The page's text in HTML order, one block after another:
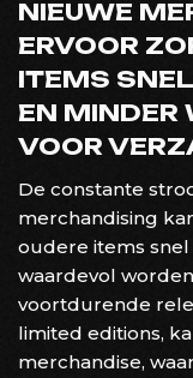
NIEUWE
ERVOOR
ITEMS
EN MINDER
VOOR
De constante
merchandising
oudere items
waardevol
voortdurende
limited editions,
merchandise,